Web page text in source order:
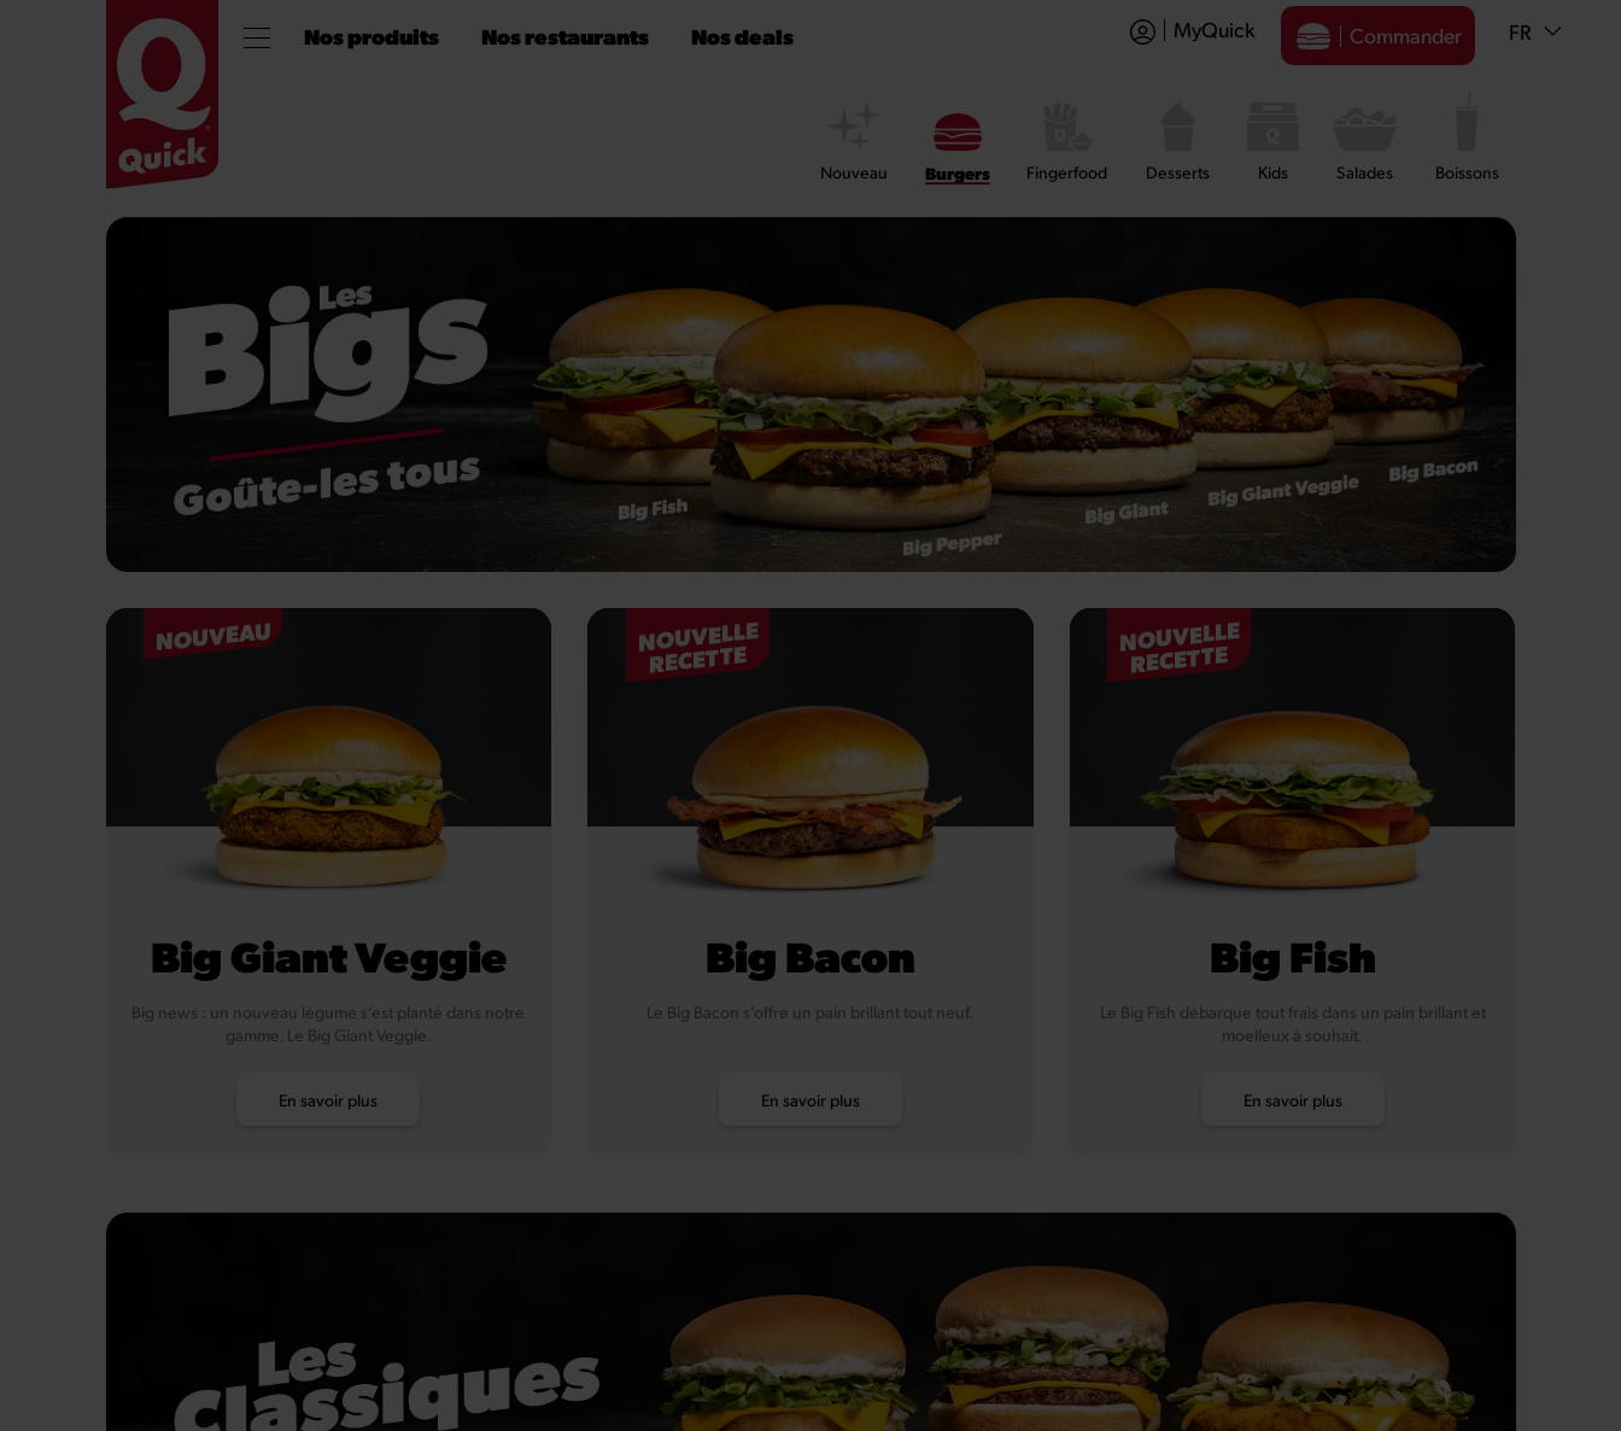
Nos produits Nos restaurants Nos deals MyQuick Commander FR
Nouveau Burgers Fingerfood Desserts Kids Salades Boissons
NOUVEAU
Big Giant Veggie
Big news : un nouveau légume s’est planté dans notre
gamme. Le Big Giant Veggie.
En savoir plus
NOUVELLE
RECETTE
Big Bacon
Le Big Bacon s’offre un pain brillant tout neuf.
En savoir plus
NOUVELLE
RECETTE
Big Fish
Le Big Fish débarque tout frais dans un pain brillant et
moelleux à souhait.
En savoir plus